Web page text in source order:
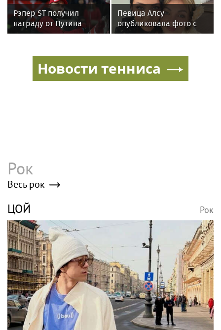
Рэпер ST получил
награду от Путина
Певица Алсу
опубликовала фото с
матерью в день ее
Новости тенниса
Рок
Весь рок
ЦОЙ Рок